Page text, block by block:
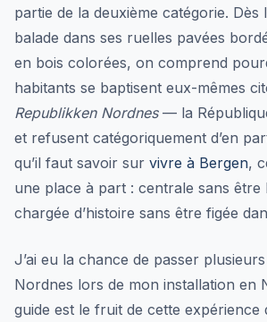
partie de la deuxième catégorie. Dès
balade dans ses ruelles pavées
en bois colorées, on comprend
habitants se baptisent eux-mêmes
Republikken Nordnes— la
et refusent catégoriquement d’en
qu’il faut savoir sur vivre à Bergen,
une place à part : centrale sans être
chargée d’histoire sans être figée
J’ai eu la chance de passer
Nordnes lors de mon installation en
guide est le fruit de cette expérience